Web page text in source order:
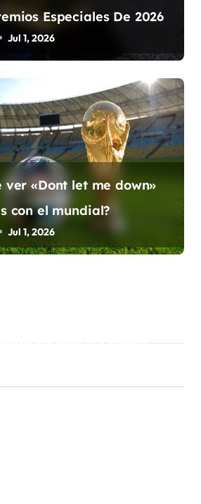
Especiales De 2026
Jul 1, 2026
ver «Dont let me down»
con el mundial?
Jul 1, 2026